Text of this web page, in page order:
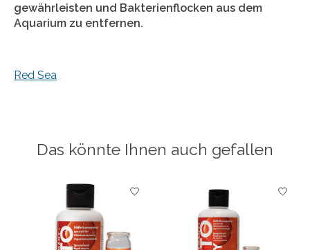
gewährleisten und Bakterienflocken aus dem
Aquarium zu entfernen.
Red Sea
Das könnte Ihnen auch gefallen
Produkt-Karussell-Artikel